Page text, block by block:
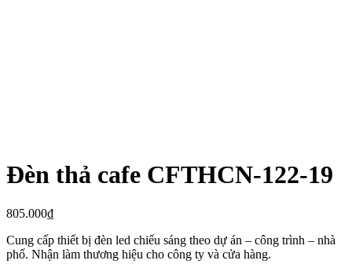
Đèn thả cafe CFTHCN-122-19
805.000₫
Cung cấp thiết bị đèn led chiếu sáng theo dự án – công trình – nhà
phố. Nhận làm thương hiệu cho công ty và cửa hàng.